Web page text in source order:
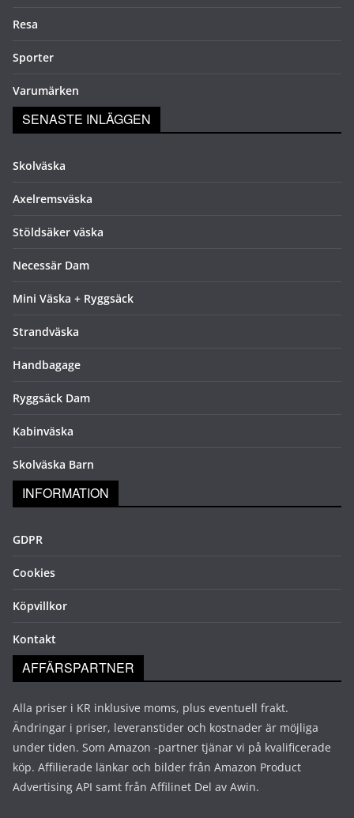
Resa
Sporter
Varumärken
SENASTE INLÄGGEN
Skolväska
Axelremsväska
Stöldsäker väska
Necessär Dam
Mini Väska + Ryggsäck
Strandväska
Handbagage
Ryggsäck Dam
Kabinväska
Skolväska Barn
INFORMATION
GDPR
Cookies
Köpvillkor
Kontakt
AFFÄRSPARTNER
Alla priser i KR inklusive moms, plus eventuell frakt.
Ändringar i priser, leveranstider och kostnader är möjliga
under tiden. Som Amazon -partner tjänar vi på kvalificerade
köp. Affilierade länkar och bilder från Amazon Product
Advertising API samt från Affilinet Del av Awin.